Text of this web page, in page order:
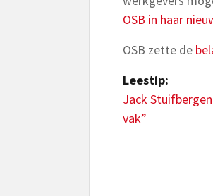
OSB in haar
OSB zette de
Leestip:
Jack
vak”